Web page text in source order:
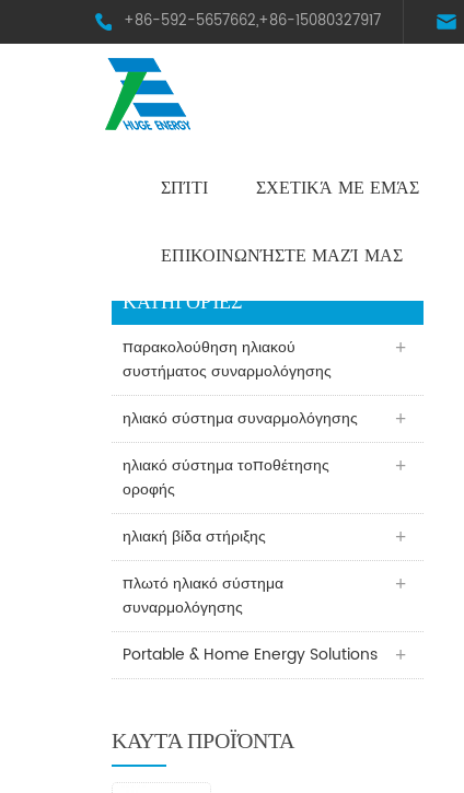
+86-592-5657662,+86-15080327917
ΣΠΊΤΙ ΣΧΕΤΙΚΆ ΜΕ ΕΜΆΣ
ΕΠΙΚΟΙΝΩΝΉΣΤΕ ΜΑΖΊ ΜΑΣ
ΚΑΤΗΓΟΡΊΕΣ
παρακολούθηση ηλιακού
συστήματος συναρμολόγησης
ηλιακό σύστημα συναρμολόγησης
ηλιακό σύστημα τοποθέτησης
οροφής
ηλιακή βίδα στήριξης
πλωτό ηλιακό σύστημα
συναρμολόγησης
Portable & Home Energy Solutions
ΚΑΥΤΆ ΠΡΟΪΌΝΤΑ